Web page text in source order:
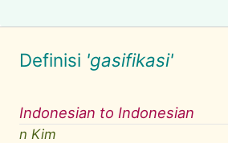
Definisi 'gasifikasi'
Indonesian to Indonesian
n Kim